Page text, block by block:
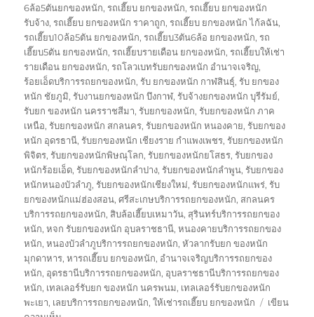
6ล้อ5ตันยกของหนัก,รถเฮี๊ยบ ยกของหนัก,รถเฮี๊ยบ ยกของหนัก
รับจ้าง,รถเฮี๊ยบ ยกของหนัก ราคาถูก,รถเฮี๊ยบ ยกของหนัก ไก้ลฉัน,
รถเฮี๊ยบ10ล้อ5ตัน ยกของหนัก,รถเฮี๊ยบ3ตัน6ล้อ ยกของหนัก,รถ
เฮี๊ยบ5ตัน ยกของหนัก,รถเฮี๊ยบรายเดือน ยกของหนัก,รถเฮี๊ยบให้เช่า
รายเดือน ยกของหนัก,รถโลวเบทรับยกของหนัก อำนาจเจริญ,
ร้อยเอ็ดบริการรถยกของหนัก,รับ ยกของหนัก กาฬสินธุ์,รับ ยกของ
หนัก ชัยภูมิ,รับงานยกของหนัก บึงกาฬ,รับจ้างยกของหนัก บุรีรัมย์,
รับยก ของหนัก นครราชสีมา,รับยกของหนัก,รับยกของหนัก ภาค
เหนือ,รับยกของหนัก สกลนคร,รับยกของหนัก หนองคาย,รับยกของ
หนัก อุดรธานี,รับยกของหนัก เชียงราย กำแพงเพชร,รับยกของหนัก
พิจิตร,รับยกของหนักพิษณุโลก,รับยกของหนักยโสธร,รับยกของ
หนักร้อยเอ็ด,รับยกของหนักลำปาง,รับยกของหนักลำพูน,รับยกของ
หนักหนองบัวลำภู,รับยกของหนักเชียงใหม่,รับยกของหนักแพร่,รับ
ยกของหนักแม่ฮ่องสอน,ศรีสะเกษบริการรถยกของหนัก, สกลนคร
บริการรถยกของหนัก, สิบล้อเฮี๊ยบเหมาวัน, สุรินทร์บริการรถยกของ
หนัก,หจก รับยกของหนัก อุบลราชธานี,หนองคายบริการรถยกของ
หนัก,หนองบัวลำภูบริการรถยกของหนัก,หัวลากรับยก ของหนัก
มุกดาหาร,หารถเฮี๊ยบ ยกของหนัก, อำนาจเจริญบริการรถยกของ
หนัก, อุดรธานีบริการรถยกของหนัก, อุบลราชธานีบริการรถยกของ
หนัก, เทลเลอร์รับยก ของหนัก นครพนม, เทลเลอร์รับยกของหนัก
พะเยา, เลยบริการรถยกของหนัก,ให้เช่ารถเฮี๊ยบ ยกของหนัก
เขียน